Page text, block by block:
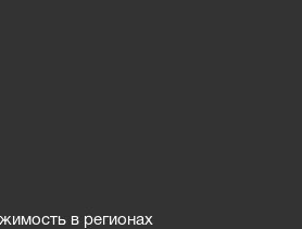
в регионах